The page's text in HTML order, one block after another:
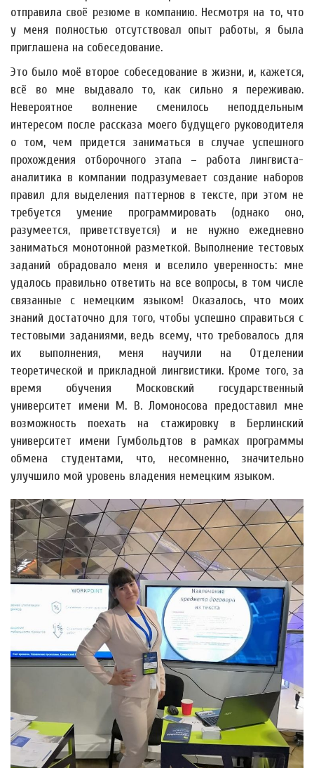
отправила своё резюме в компанию. Несмотря на то, что
у меня полностью отсутствовал опыт работы, я была
приглашена на собеседование.
Это было моё второе собеседование в жизни, и, кажется,
всё во мне выдавало то, как сильно я переживаю.
Невероятное волнение сменилось неподдельным
интересом после рассказа моего будущего руководителя
о том, чем придется заниматься в случае успешного
прохождения отборочного этапа – работа лингвиста-
аналитика в компании подразумевает создание наборов
правил для выделения паттернов в тексте, при этом не
требуется умение программировать (однако оно,
разумеется, приветствуется) и не нужно ежедневно
заниматься монотонной разметкой. Выполнение тестовых
заданий обрадовало меня и вселило уверенность: мне
удалось правильно ответить на все вопросы, в том числе
связанные с немецким языком! Оказалось, что моих
знаний достаточно для того, чтобы успешно справиться с
тестовыми заданиями, ведь всему, что требовалось для
их выполнения, меня научили на Отделении
теоретической и прикладной лингвистики. Кроме того, за
время обучения Московский государственный
университет имени М. В. Ломоносова предоставил мне
возможность поехать на стажировку в Берлинский
университет имени Гумбольдтов в рамках программы
обмена студентами, что, несомненно, значительно
улучшило мой уровень владения немецким языком.